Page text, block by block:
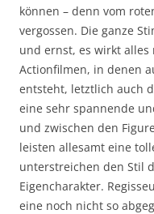
können – denn vom
vergossen. Die ganze
und ernst, es wirkt
Actionfilmen, in denen
entsteht, letztlich auch
eine sehr spannende
und zwischen den
leisten allesamt eine
unterstreichen den Stil
Eigencharakter.
eine noch nicht so